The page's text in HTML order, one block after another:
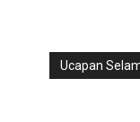
Ucapan